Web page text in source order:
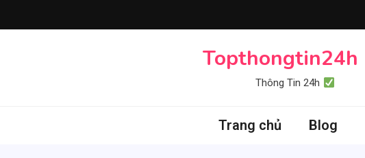
Topthongtin24h
Thông Tin 24h
Trang chủ Blog